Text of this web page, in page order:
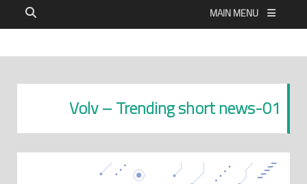
MAIN MENU
Volv – Trending short news-01